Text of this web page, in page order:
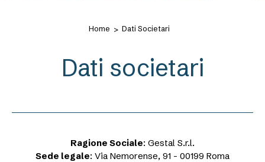
Home Dati Societari
Dati societari
Ragione Sociale: Gestal S.r.l.
Sede legale: Via Nemorense, 91 - 00199 Roma